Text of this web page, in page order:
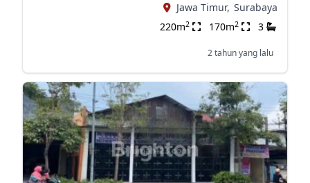
Jawa Timur, Surabaya
220m2 170m2 3
2 tahun yang lalu